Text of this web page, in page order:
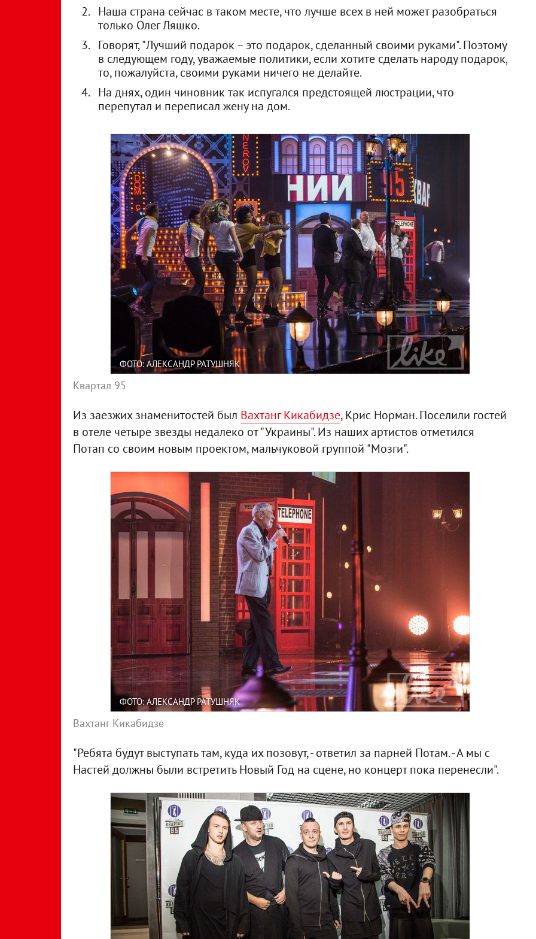
Наша страна сейчас в таком месте, что лучше всех в ней может разобраться
только Олег Ляшко.
Говорят, "Лучший подарок – это подарок, сделанный своими руками". Поэтому
в следующем году, уважаемые политики, если хотите сделать народу подарок,
то, пожалуйста, своими руками ничего не делайте.
На днях, один чиновник так испугался предстоящей люстрации, что
перепутал и переписал жену на дом.
ФОТО: АЛЕКСАНДР РАТУШНЯК
Квартал 95
Из заезжих знаменитостей был Вахтанг Кикабидзе, Крис Норман. Поселили гостей
в отеле четыре звезды недалеко от "Украины". Из наших артистов отметился
Потап со своим новым проектом, мальчуковой группой "Мозги".
ФОТО: АЛЕКСАНДР РАТУШНЯК
Вахтанг Кикабидзе
"Ребята будут выступать там, куда их позовут, - ответил за парней Потам. - А мы с
Настей должны были встретить Новый Год на сцене, но концерт пока перенесли".